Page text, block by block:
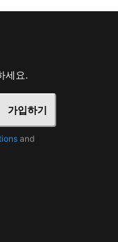
세요.
가입하기
and